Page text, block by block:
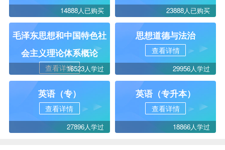
14888人已购买 23888人已购买
毛泽东思想和中国特色社
会主义理论体系概论
查看详情16523人学过
思想道德与法治
查看详情
29956人学过
英语（专）
查看详情
27896人学过
英语（专升本）
查看详情
18866人学过